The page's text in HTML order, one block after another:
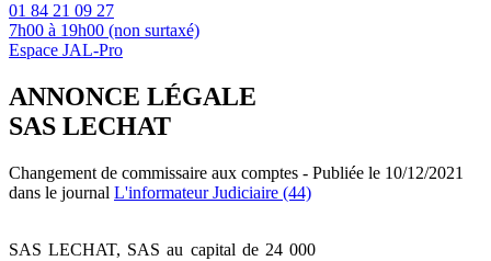
01 84 21 09 27
7h00 à 19h00 (non surtaxé)
Espace JAL-Pro
ANNONCE LÉGALE
SAS LECHAT
Changement de commissaire aux comptes - Publiée le 10/12/2021
dans le journal L'informateur Judiciaire (44)
SAS LECHAT, SAS au capital de 24 000